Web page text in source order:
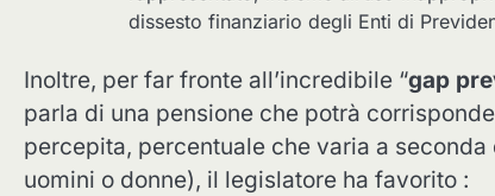
dissesto finanziario degli Enti di
Inoltre, per far fronte all’incredibile “gap
parla di una pensione che potrà
percepita, percentuale che varia a
uomini o donne), il legislatore ha favorito :